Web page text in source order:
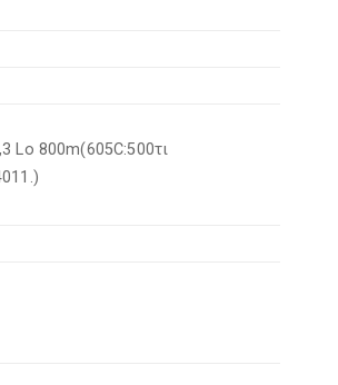
Lo 800m(605C:500τι